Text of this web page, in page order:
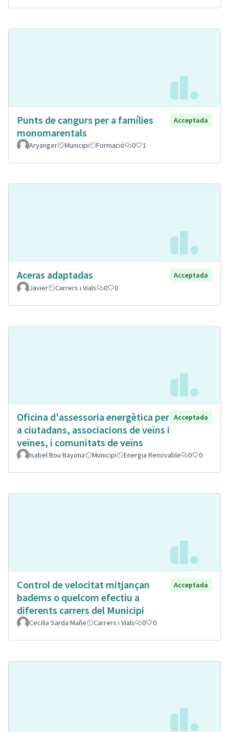
Punts de cangurs per a famílies
monomarentals
Acceptada
Aryanger Municipi Formació 0 1
Aceras adaptadas
Acceptada
Javier
Carrers i Vials 0 0
Oficina d'assessoria energètica per
a ciutadans, associacions de veïns i
veïnes, i comunitats de veïns
Acceptada
Isabel Bou Bayona Municipi Energia Renovable 0 0
Control de velocitat mitjançan
badems o quelcom efectiu a
diferents carrers del Municipi
Acceptada
Cecilia Sarda Mañe Carrers i Vials 0 0